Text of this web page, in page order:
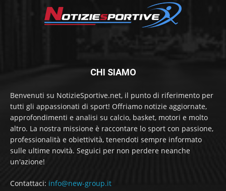
CHI SIAMO
Benvenuti su NotizieSportive.net, il punto di riferimento per
tutti gli appassionati di sport! Offriamo notizie aggiornate,
approfondimenti e analisi su calcio, basket, motori e molto
altro. La nostra missione è raccontare lo sport con passione,
professionalità e obiettività, tenendoti sempre informato
sulle ultime novità. Seguici per non perdere neanche
un'azione!
Contattaci: info@new-group.it